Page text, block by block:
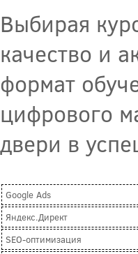
Выбирая
качество и
формат
цифрового
двери в
Google Ads
Яндекс.Директ
SEO-оптимизация